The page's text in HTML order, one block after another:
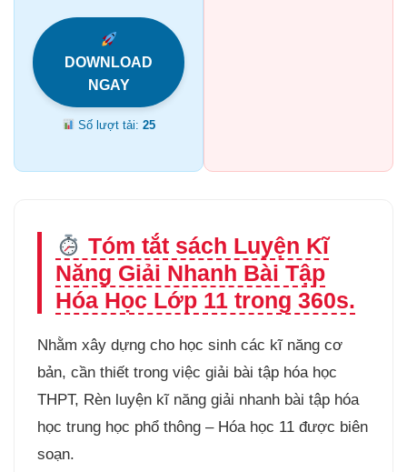
DOWNLOAD
NGAY
Số lượt tải:25
Tóm tắt sách Luyện Kĩ
Năng Giải Nhanh Bài Tập
Hóa Học Lớp 11 trong 360s.
Nhằm xây dựng cho học sinh các kĩ năng cơ
bản, cần thiết trong việc giải bài tập hóa học
THPT, Rèn luyện kĩ năng giải nhanh bài tập hóa
học trung học phổ thông – Hóa học 11 được biên
soạn.